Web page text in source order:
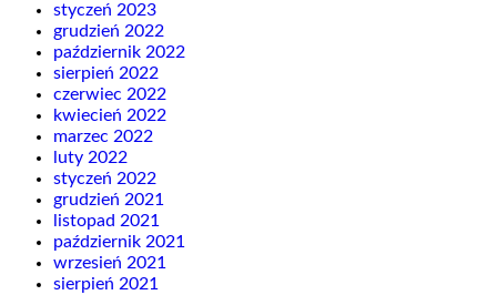
styczeń 2023
grudzień 2022
październik 2022
sierpień 2022
czerwiec 2022
kwiecień 2022
marzec 2022
luty 2022
styczeń 2022
grudzień 2021
listopad 2021
październik 2021
wrzesień 2021
sierpień 2021